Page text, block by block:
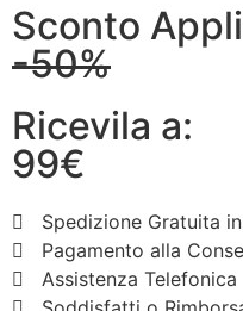
Sconto
-50%
Ricevila a:
99€
Spedizione Gratuita
Pagamento alla
Assistenza Telefonica